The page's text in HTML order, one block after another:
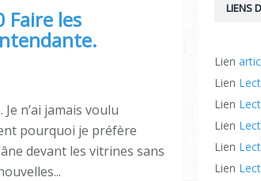
Faire les
n’ai jamais voulu
pourquoi je préfère
devant les vitrines sans
LIENS
Lien
Lien
Lien
Lien
Lien
Lien